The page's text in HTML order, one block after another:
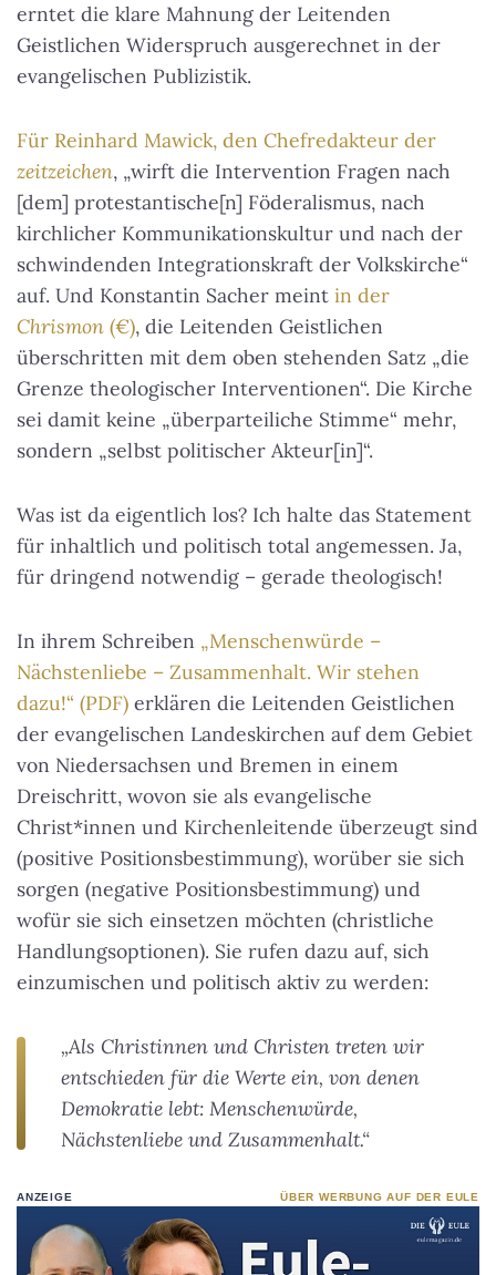
erntet die klare Mahnung der Leitenden
Geistlichen Widerspruch ausgerechnet in der
evangelischen Publizistik.
Für Reinhard Mawick, den Chefredakteur der
zeitzeichen, „wirft die Intervention Fragen nach
[dem] protestantische[n] Föderalismus, nach
kirchlicher Kommunikationskultur und nach der
schwindenden Integrationskraft der Volkskirche“
auf. Und Konstantin Sacher meint in der
Chrismon (€), die Leitenden Geistlichen
überschritten mit dem oben stehenden Satz „die
Grenze theologischer Interventionen“. Die Kirche
sei damit keine „überparteiliche Stimme“ mehr,
sondern „selbst politischer Akteur[in]“.
Was ist da eigentlich los? Ich halte das Statement
für inhaltlich und politisch total angemessen. Ja,
für dringend notwendig – gerade theologisch!
In ihrem Schreiben „Menschenwürde –
Nächstenliebe – Zusammenhalt. Wir stehen
dazu!“ (PDF) erklären die Leitenden Geistlichen
der evangelischen Landeskirchen auf dem Gebiet
von Niedersachsen und Bremen in einem
Dreischritt, wovon sie als evangelische
Christ*innen und Kirchenleitende überzeugt sind
(positive Positionsbestimmung), worüber sie sich
sorgen (negative Positionsbestimmung) und
wofür sie sich einsetzen möchten (christliche
Handlungsoptionen). Sie rufen dazu auf, sich
einzumischen und politisch aktiv zu werden:
„Als Christinnen und Christen treten wir
entschieden für die Werte ein, von denen
Demokratie lebt: Menschenwürde,
Nächstenliebe und Zusammenhalt.“
ANZEIGE ÜBER WERBUNG AUF DER EULE